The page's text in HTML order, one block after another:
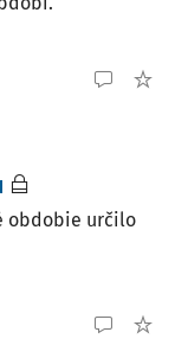
obdobie určilo